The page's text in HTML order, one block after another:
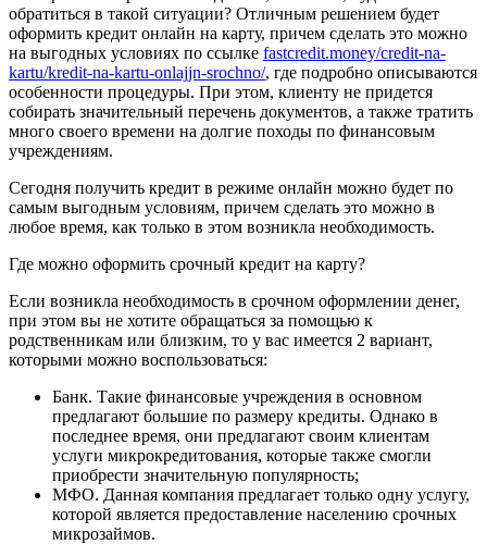
обратиться в такой ситуации? Отличным решением будет
оформить кредит онлайн на карту, причем сделать это можно
на выгодных условиях по ссылке fastcredit.money/credit-na-
kartu/kredit-na-kartu-onlajjn-srochno/, где подробно описываются
особенности процедуры. При этом, клиенту не придется
собирать значительный перечень документов, а также тратить
много своего времени на долгие походы по финансовым
учреждениям.
Сегодня получить кредит в режиме онлайн можно будет по
самым выгодным условиям, причем сделать это можно в
любое время, как только в этом возникла необходимость.
Где можно оформить срочный кредит на карту?
Если возникла необходимость в срочном оформлении денег,
при этом вы не хотите обращаться за помощью к
родственникам или близким, то у вас имеется 2 вариант,
которыми можно воспользоваться:
Банк. Такие финансовые учреждения в основном
предлагают большие по размеру кредиты. Однако в
последнее время, они предлагают своим клиентам
услуги микрокредитования, которые также смогли
приобрести значительную популярность;
МФО. Данная компания предлагает только одну услугу,
которой является предоставление населению срочных
микрозаймов.